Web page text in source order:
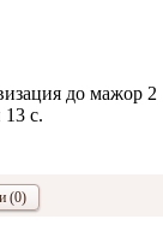
до мажор 2
13 с.
(0)